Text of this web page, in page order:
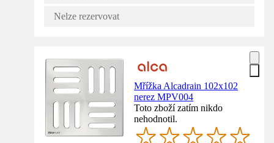
Nelze rezervovat
Mřížka Alcadrain 102x102
nerez MPV004
Toto zboží zatím nikdo
nehodnotil.